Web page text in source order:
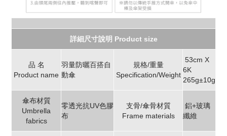
詳細尺寸說明 Product size
品 名
Product name
羽量防曬百搭自
動傘
規格/重量
Specification/Weight
53cm X
6K
265g±10g
傘布材質
Umbrella
fabrics
零透光抗UV色膠
布
支骨/傘骨材質
Frame materials
鋁+玻璃
纖維